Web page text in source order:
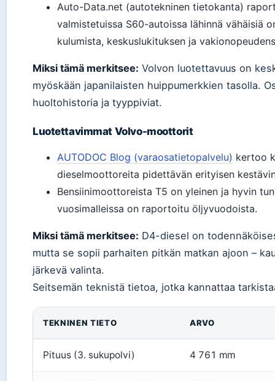
Auto-Data.net (autotekninen tietokanta)
valmistetuissa S60-autoissa lähinnä vähäisiä
kulumista, keskuslukituksen ja
Miksi tämä merkitsee: Volvon luotettavuus on
myöskään japanilaisten huippumerkkien tasolla.
huoltohistoria ja tyyppiviat.
Luotettavimmat Volvo-moottorit
AUTODOC Blog (varaosatietopalvelu) kertoo
dieselmoottoreita pidettävän erityisen
Bensiinimoottoreista T5 on yleinen ja hyvin
vuosimalleissa on raportoitu öljyvuodoista.
Miksi tämä merkitsee: D4-diesel on
mutta se sopii parhaiten pitkän matkan ajoon –
järkevä valinta.
Seitsemän teknistä tietoa, jotka kannattaa
TEKNINEN TIETO ARVO
Pituus (3. sukupolvi) 4 761 mm